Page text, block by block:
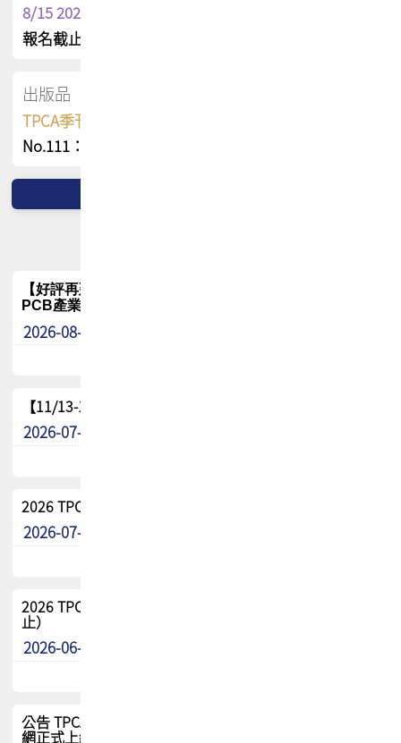
8/15 2026 TPCA健康盃保齡球聯誼賽
報名截止日 : 8/3 活動日期 : 8/15
出版品
TPCA季刊 FREE 線上版
No.111：PCB全球風險布局與韌性
【好評再延長】PCB GPT 全面開放體驗延長到8月!!
PCB產業專屬 AI 知識平台
2026-08-04
【11/13-15】2026 TPCA 百岳登頂_南橫三星
2026-07-22
2026 TPCA中南區會員問卷暨7/31交流餐敘報名
2026-07-08
2026 TPCA健康盃保齡球聯誼賽 熱烈報名中（8/3報名截
止）
2026-06-29
公告 TPCA 台灣電路板協會官網將迎來新面貌，7/1 新官
網正式上線！